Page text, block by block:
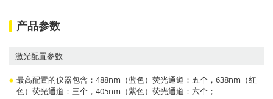
产品参数
激光配置参数
最高配置的仪器包含：488nm（蓝色）荧光通道：五个，638nm（红
色）荧光通道：三个，405nm（紫色）荧光通道：六个；